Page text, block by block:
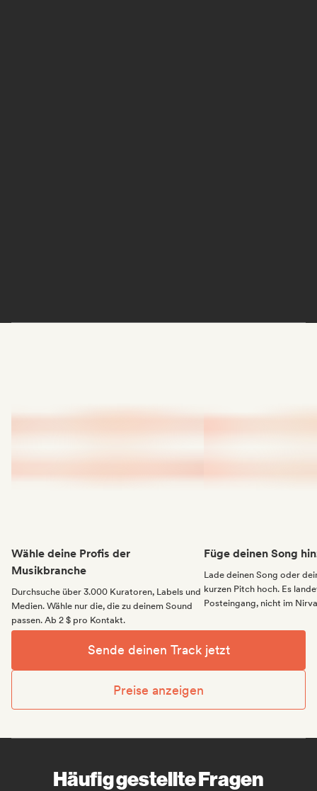
Wähle deine Profis der
Musikbranche
Durchsuche über 3.000 Kuratoren, Labels und
Medien. Wähle nur die, die zu deinem Sound
passen. Ab 2 $ pro Kontakt.
Füge deinen Song
Lade deinen Song oder
kurzen Pitch hoch. Es
Posteingang, nicht im
Sende deinen Track jetzt
Preise anzeigen
Häufig gestellte Fragen